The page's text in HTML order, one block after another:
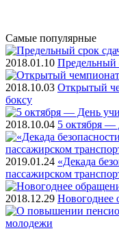
Самые популярные
2018.01.10
2018.10.03 Открытый
боксу
2018.10.04 5 октября —
2019.01.24 «Декада
пассажирском
2018.12.29 Новогоднее